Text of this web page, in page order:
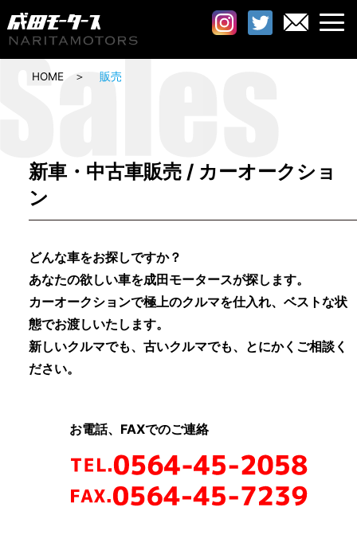
HOME 販売
新車・中古車販売 / カーオークショ
ン
どんな車をお探しですか？
あなたの欲しい車を成田モータースが探します。
カーオークションで極上のクルマを仕入れ、ベストな状
態でお渡しいたします。
新しいクルマでも、古いクルマでも、とにかくご相談く
ださい。
お電話、FAXでのご連絡